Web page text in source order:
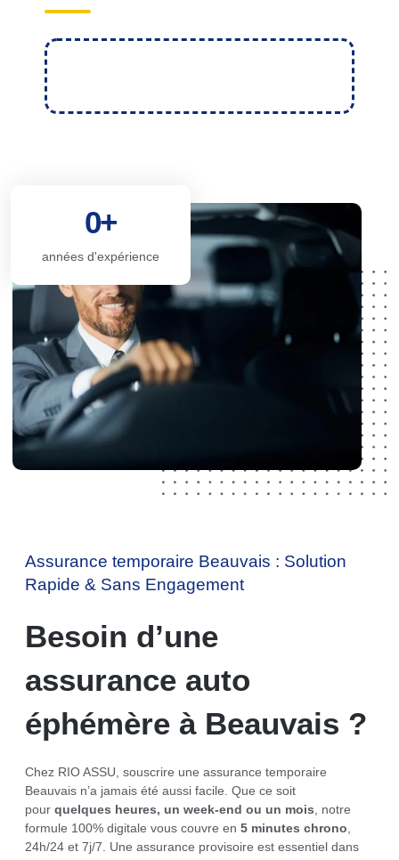
années d'expérience
0+
Assurance temporaire Beauvais : Solution
Rapide & Sans Engagement
Besoin d’une
assurance auto
éphémère à Beauvais ?
Chez RIO ASSU, souscrire une assurance temporaire
Beauvais n’a jamais été aussi facile. Que ce soit
pour quelques heures, un week-end ou un mois, notre
formule 100% digitale vous couvre en 5 minutes chrono,
24h/24 et 7j/7. Une assurance provisoire est essentiel dans